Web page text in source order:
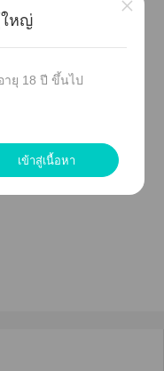
ะ
าาแต่งให้ค่ะ
ใหญ่
ายุ 18 ปี ขึ้นไป
เข้าสู่เนื้อหา